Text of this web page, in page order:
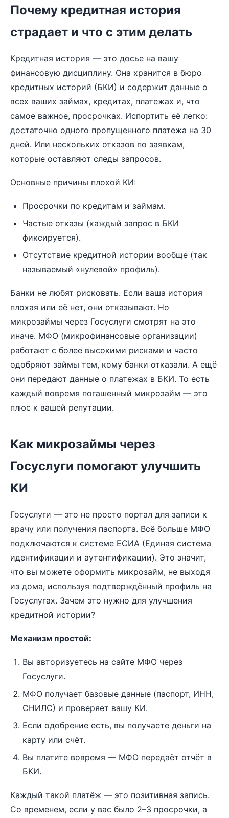
Почему кредитная история
страдает и что с этим делать
Кредитная история — это досье на вашу
финансовую дисциплину. Она хранится в бюро
кредитных историй (БКИ) и содержит данные о
всех ваших займах, кредитах, платежах и, что
самое важное, просрочках. Испортить её легко:
достаточно одного пропущенного платежа на 30
дней. Или нескольких отказов по заявкам,
которые оставляют следы запросов.
Основные причины плохой КИ:
Просрочки по кредитам и займам.
Частые отказы (каждый запрос в БКИ
фиксируется).
Отсутствие кредитной истории вообще (так
называемый «нулевой» профиль).
Банки не любят рисковать. Если ваша история
плохая или её нет, они отказывают. Но
микрозаймы через Госуслуги смотрят на это
иначе. МФО (микрофинансовые организации)
работают с более высокими рисками и часто
одобряют займы тем, кому банки отказали. А ещё
они передают данные о платежах в БКИ. То есть
каждый вовремя погашенный микрозайм — это
плюс к вашей репутации.
Как микрозаймы через
Госуслуги помогают улучшить
КИ
Госуслуги — это не просто портал для записи к
врачу или получения паспорта. Всё больше МФО
подключаются к системе ЕСИА (Единая система
идентификации и аутентификации). Это значит,
что вы можете оформить микрозайм, не выходя
из дома, используя подтверждённый профиль на
Госуслугах. Зачем это нужно для улучшения
кредитной истории?
Механизм простой:
Вы авторизуетесь на сайте МФО через
Госуслуги.
МФО получает базовые данные (паспорт, ИНН,
СНИЛС) и проверяет вашу КИ.
Если одобрение есть, вы получаете деньги на
карту или счёт.
Вы платите вовремя — МФО передаёт отчёт в
БКИ.
Каждый такой платёж — это позитивная запись.
Со временем, если у вас было 2–3 просрочки, а